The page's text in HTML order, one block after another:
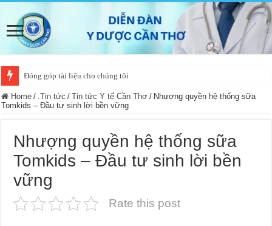
Đóng góp tài liệu cho chúng tôi
Bổ nhiệm Giám đốc Bệnh viện Đa khoa TP Cần Thơ và Bệnh viện Mắt –
Home / .Tin tức / Tin tức Y tế Cần Thơ / Nhượng quyền hệ thống sữa
Tomkids – Đầu tư sinh lời bền vững
Nhượng quyền hệ thống sữa
Tomkids – Đầu tư sinh lời bền
vững
Rate this post